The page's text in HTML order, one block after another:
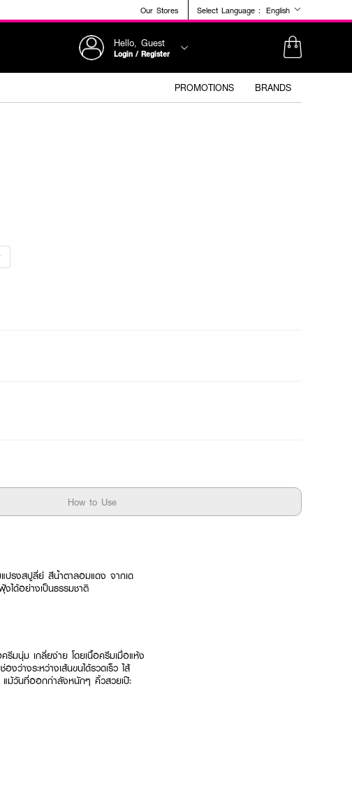
Our Stores Select Language : English
Hello, Guest
Login / Register
PROMOTIONS BRANDS
How to Use
ปรงสปูลี่ย์ สีน้ำตาลอมแดง จากเด
ได้อย่างเป็นธรรมชาติ
มนุ่ม เกลี่ยง่าย โดยเนื้อครีมเมื่อแห้ง
ว่างระหว่างเส้นขนได้รวดเร็ว ไส้
แม้วันที่ออกกำลังหนักๆ คิ้วสวยเป๊ะ